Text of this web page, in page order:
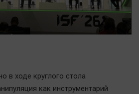
в ходе круглого стола
как инструментарий